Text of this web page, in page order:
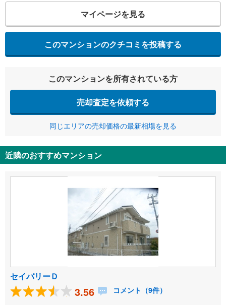
マイページを見る
このマンションのクチコミを投稿する
このマンションを所有されている方
売却査定を依頼する
同じエリアの売却価格の最新相場を見る
近隣のおすすめマンション
セイバリーＤ
3.56 コメント（9件）